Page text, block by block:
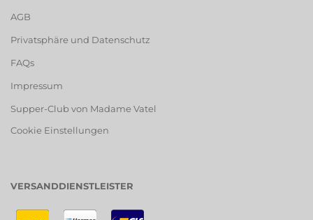
AGB
Privatsphäre und Datenschutz
FAQs
Impressum
Supper-Club von Madame Vatel
Cookie Einstellungen
VERSANDDIENSTLEISTER